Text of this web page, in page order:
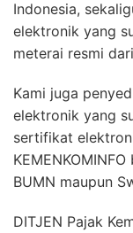
Indonesia,
elektronik yang
meterai resmi dari
Kami juga
elektronik yang
sertifikat
BUMN maupun
DITJEN Pajak